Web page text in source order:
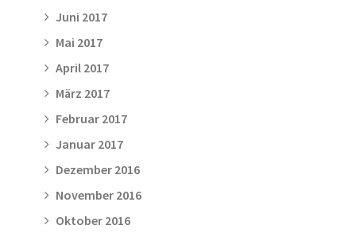
Juni 2017
Mai 2017
April 2017
März 2017
Februar 2017
Januar 2017
Dezember 2016
November 2016
Oktober 2016